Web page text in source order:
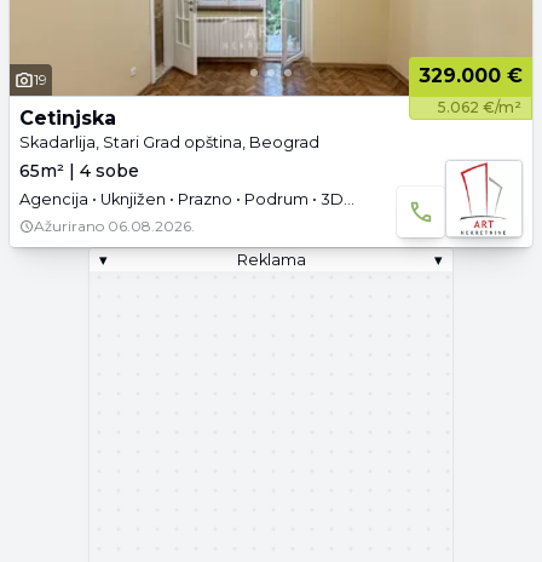
19 329.000 €
5.062 €/m²
Cetinjska
Skadarlija, Stari Grad opština, Beograd
65m² | 4 sobe
Agencija • Uknjižen • Prazno • Podrum • 3D tura
Ažurirano 06.08.2026.
▾
Reklama ▾